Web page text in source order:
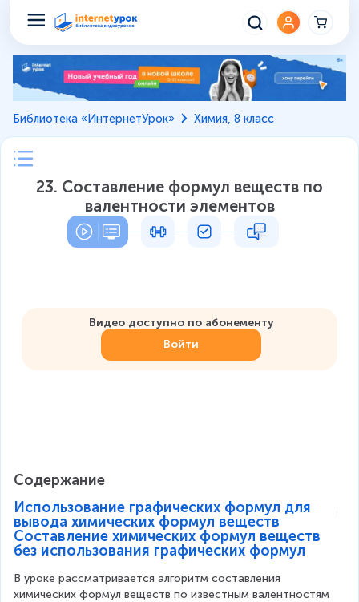
Библиотека «ИнтернетУрок» Химия, 8 класс
23. Составление формул веществ по
валентности элементов
Видео доступно по абонементу
Войти
Содержание
Использование графических формул для
вывода химических формул веществ
Составление химических формул веществ
без использования графических формул
В уроке рассматривается алгоритм составления
химических формул веществ по известным валентностям